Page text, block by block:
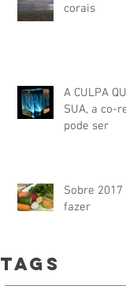
corais
A CULPA
SUA, a co-
pode ser
Sobre
fazer
Tags